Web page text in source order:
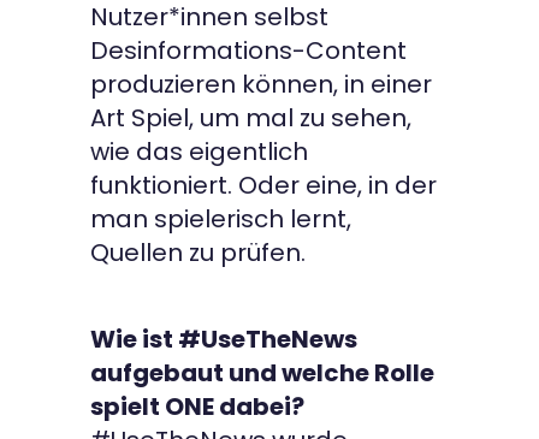
Nutzer*innen selbst
Desinformations-Content
produzieren können, in einer
Art Spiel, um mal zu sehen,
wie das eigentlich
funktioniert. Oder eine, in der
man spielerisch lernt,
Quellen zu prüfen.
Wie ist #UseTheNews
aufgebaut und welche Rolle
spielt ONE dabei?